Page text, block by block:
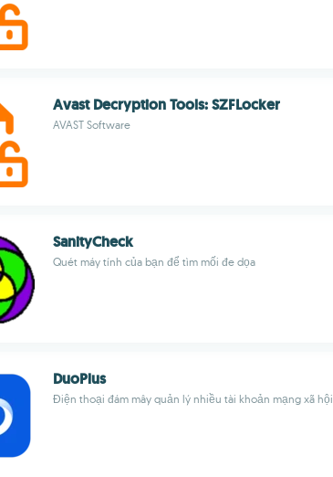
Avast Decryption Tools: SZFLocker
AVAST Software
SanityCheck
Quét máy tính của bạn để tìm mối đe dọa
DuoPlus
Điện thoại đám mây quản lý nhiều tài khoản mạng xã hội